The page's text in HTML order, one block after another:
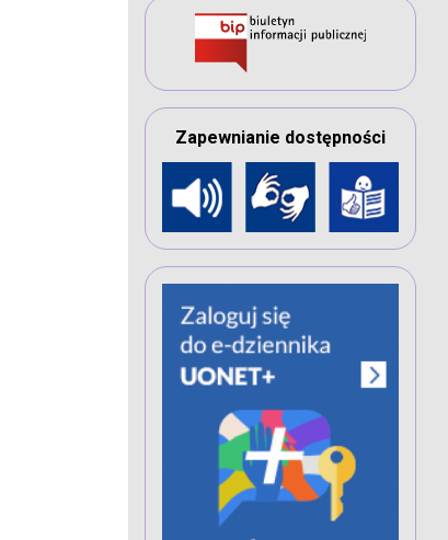
Zapewnianie dostępności